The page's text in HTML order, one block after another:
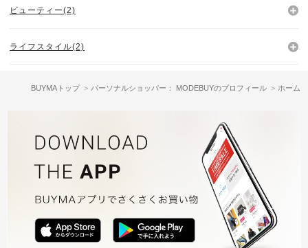
ビューティー(2)
ライフスタイル(2)
BUYMAトップ パーソナルショッパー： MODEBUYのプロフィール ホーム